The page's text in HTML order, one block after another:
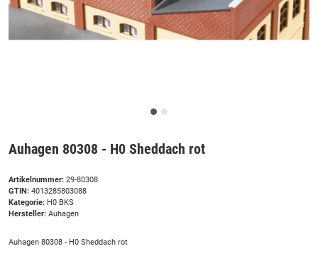
Auhagen 80308 - H0 Sheddach rot
Artikelnummer: 29-80308
GTIN: 4013285803088
Kategorie: H0 BKS
Hersteller: Auhagen
Auhagen 80308 - H0 Sheddach rot